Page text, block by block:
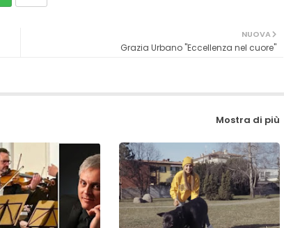
NUOVA
Grazia Urbano "Eccellenza nel cuore"
Mostra di più